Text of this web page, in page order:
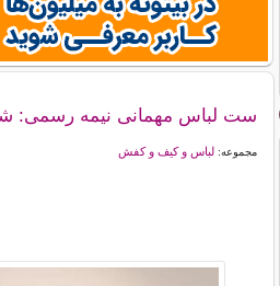
ست لباس مهمانی نیمه رسمی:
مجموعه: لباس و کیف و کفش